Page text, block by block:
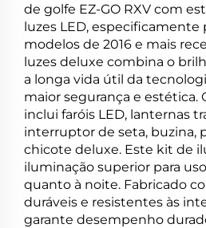
de golfe EZ-GO RXV com
luzes LED, especificamente
modelos de 2016 e mais
luzes deluxe combina o
a longa vida útil da
maior segurança e estética.
inclui faróis LED, lanternas
interruptor de seta, buzina,
chicote deluxe. Este kit de
iluminação superior para
quanto à noite. Fabricado
duráveis e resistentes às
garante desempenho